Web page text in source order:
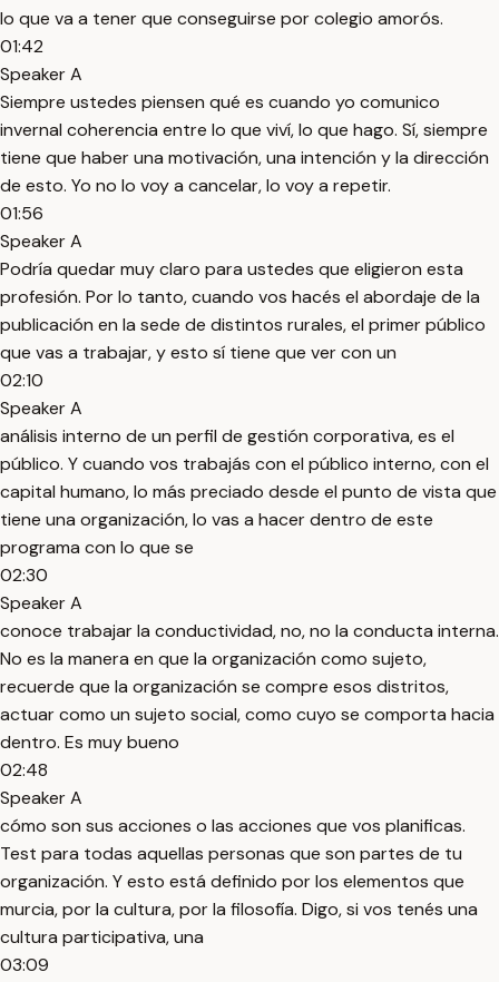
lo que va a tener que conseguirse por colegio amorós.
01:42
Speaker A
Siempre ustedes piensen qué es cuando yo comunico
invernal coherencia entre lo que viví, lo que hago. Sí, siempre
tiene que haber una motivación, una intención y la dirección
de esto. Yo no lo voy a cancelar, lo voy a repetir.
01:56
Speaker A
Podría quedar muy claro para ustedes que eligieron esta
profesión. Por lo tanto, cuando vos hacés el abordaje de la
publicación en la sede de distintos rurales, el primer público
que vas a trabajar, y esto sí tiene que ver con un
02:10
Speaker A
análisis interno de un perfil de gestión corporativa, es el
público. Y cuando vos trabajás con el público interno, con el
capital humano, lo más preciado desde el punto de vista que
tiene una organización, lo vas a hacer dentro de este
programa con lo que se
02:30
Speaker A
conoce trabajar la conductividad, no, no la conducta interna.
No es la manera en que la organización como sujeto,
recuerde que la organización se compre esos distritos,
actuar como un sujeto social, como cuyo se comporta hacia
dentro. Es muy bueno
02:48
Speaker A
cómo son sus acciones o las acciones que vos planificas.
Test para todas aquellas personas que son partes de tu
organización. Y esto está definido por los elementos que
murcia, por la cultura, por la filosofía. Digo, si vos tenés una
cultura participativa, una
03:09